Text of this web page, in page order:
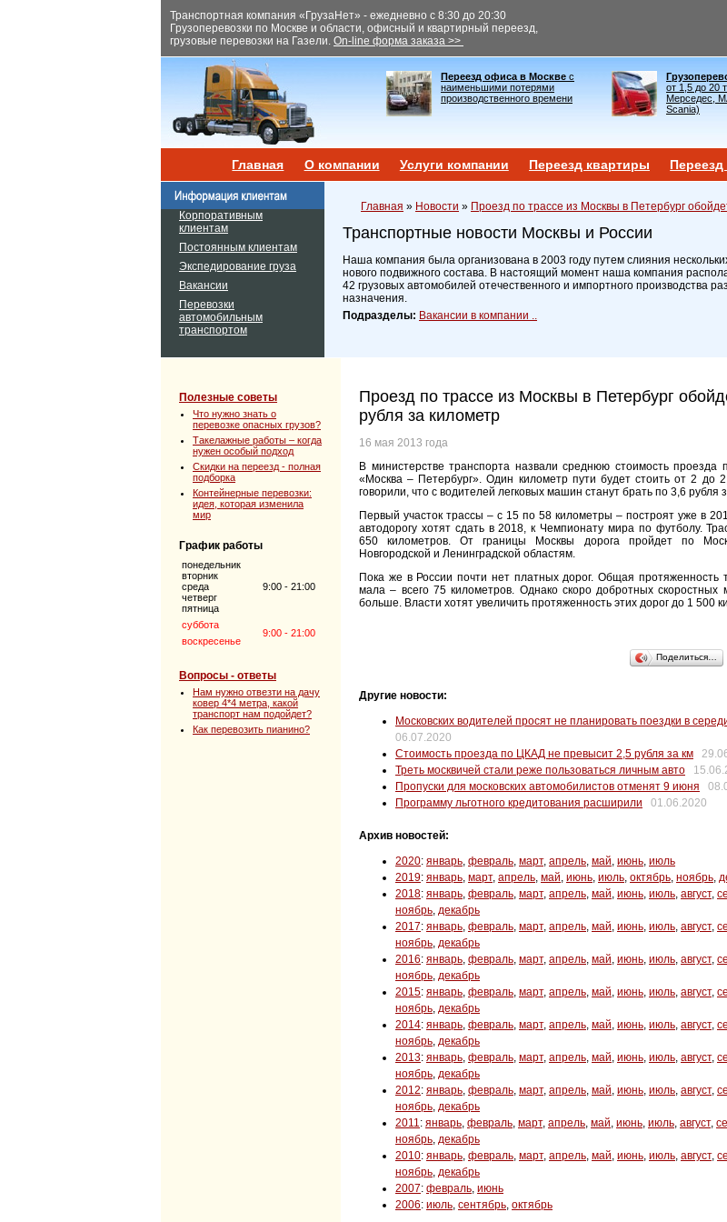
Транспортная компания «ГрузаНет» - ежедневно с 8:30 до 20:30
Грузоперевозки по Москве и области, офисный и квартирный переезд,
грузовые перевозки на Газели. On-line форма заказа >>
Переезд офиса в Москве с
наименьшими потерями
производственного времени
от 1,5 до 20
Мерседес,
Scania)
Главная О компании Услуги компании Переезд квартиры
Корпоративным
клиентам
Постоянным клиентам
Экспедирование груза
Вакансии
Перевозки
автомобильным
транспортом
Главная » Новости » Проезд по трассе из Москвы в Петербург
Транспортные новости Москвы и России
Наша компания была организована в 2003 году путем слияния
нового подвижного состава. В настоящий момент наша компания
42 грузовых автомобилей отечественного и импортного производства
назначения.
Подразделы: Вакансии в компании ..
Полезные советы
Что нужно знать о
перевозке опасных грузов?
Такелажные работы – когда
нужен особый подход
Скидки на переезд - полная
подборка
Контейнерные перевозки:
идея, которая изменила
мир
График работы
понедельник
вторник
среда
четверг
пятница
9:00 - 21:00
суббота
9:00 - 21:00
воскресенье
Вопросы - ответы
Нам нужно отвезти на дачу
ковер 4*4 метра, какой
транспорт нам подойдет?
Как перевозить пианино?
Проезд по трассе из Москвы в Петербург
рубля за километр
16 мая 2013 года
В министерстве транспорта назвали среднюю стоимость проезда
«Москва – Петербург». Один километр пути будет стоить от 2 до
говорили, что с водителей легковых машин станут брать по 3,6 рубля
Первый участок трассы – с 15 по 58 километры – построят уже в
автодорогу хотят сдать в 2018, к Чемпионату мира по футболу.
650 километров. От границы Москвы дорога пройдет по
Новгородской и Ленинградской областям.
Пока же в России почти нет платных дорог. Общая протяженность
мала – всего 75 километров. Однако скоро добротных скоростных
больше. Власти хотят увеличить протяженность этих дорог до 1 500
Поделиться…
Другие новости:
Московских водителей просят не планировать поездки в
06.07.2020
Стоимость проезда по ЦКАД не превысит 2,5 рубля за км
Треть москвичей стали реже пользоваться личным авто
Пропуски для московских автомобилистов отменят 9 июня
Программу льготного кредитования расширили
01.06.2020
Архив новостей:
2020: январь, февраль, март, апрель, май, июнь, июль
2019: январь, март, апрель, май, июнь, июль, октябрь, ноябрь,
2018: январь, февраль, март, апрель, май, июнь, июль, август,
ноябрь, декабрь
2017: январь, февраль, март, апрель, май, июнь, июль, август,
ноябрь, декабрь
2016: январь, февраль, март, апрель, май, июнь, июль, август,
ноябрь, декабрь
2015: январь, февраль, март, апрель, май, июнь, июль, август,
ноябрь, декабрь
2014: январь, февраль, март, апрель, май, июнь, июль, август,
ноябрь, декабрь
2013: январь, февраль, март, апрель, май, июнь, июль, август,
ноябрь, декабрь
2012: январь, февраль, март, апрель, май, июнь, июль, август,
ноябрь, декабрь
2011: январь, февраль, март, апрель, май, июнь, июль, август,
ноябрь, декабрь
2010: январь, февраль, март, апрель, май, июнь, июль, август,
ноябрь, декабрь
2007: февраль, июнь
2006: июль, сентябрь, октябрь